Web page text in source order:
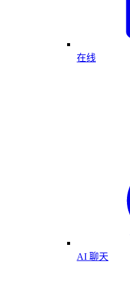
在线
AI 聊天